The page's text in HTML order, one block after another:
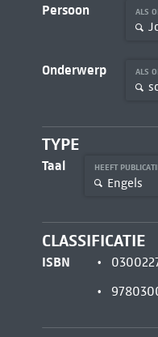
Persoon ALS
Onderwerp ALS
TYPE
Taal HEEFT
Engels
CLASSIFICATIE
ISBN